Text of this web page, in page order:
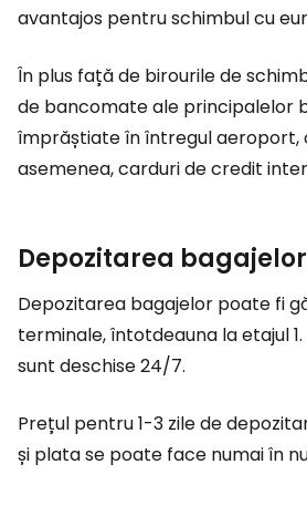
avantajos pentru schimbul cu
În plus față de birourile de
de bancomate ale principalelor
împrăștiate în întregul aeroport,
asemenea, carduri de credit
Depozitarea bagajelor
Depozitarea bagajelor poate fi
terminale, întotdeauna la etajul
sunt deschise 24/7.
Prețul pentru 1-3 zile de
și plata se poate face numai în